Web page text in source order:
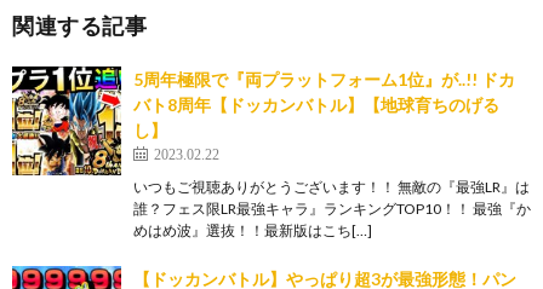
関連する記事
5周年極限で『両プラットフォーム1位』が..!! ドカ
バト8周年【ドッカンバトル】【地球育ちのげる
し】
2023.02.22
いつもご視聴ありがとうございます！！ 無敵の『最強LR』は
誰？フェス限LR最強キャラ』ランキングTOP10！！ 最強『か
めはめ波』選抜！！最新版はこち[…]
【ドッカンバトル】やっぱり超3が最強形態！パン